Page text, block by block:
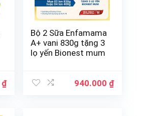
₫
Bộ 2 Sữa Enfamama
A+ vani 830g tặng 3
lọ yến Bionest mum
940.000 ₫